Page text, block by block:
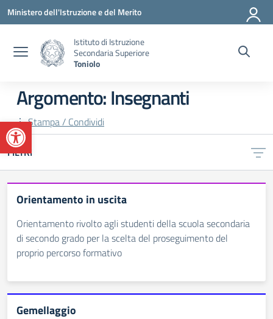
Apri la barra degli strumenti
Vai ai contenuti
Vai al menu di navigazione
Vai al footer
Ministero dell'Istruzione e del Merito
Istituto di Istruzione
Secondaria Superiore
Toniolo
Argomento: Insegnanti
Stampa / Condividi
FILTRI
Orientamento in uscita
Orientamento rivolto agli studenti della scuola secondaria
di secondo grado per la scelta del proseguimento del
proprio percorso formativo
Gemellaggio